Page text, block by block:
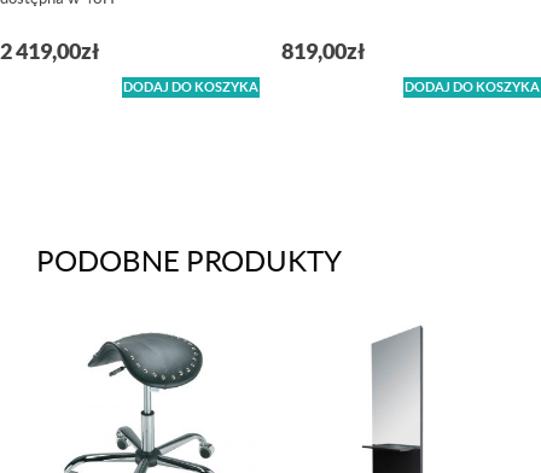
2 419,00zł
DODAJ DO KOSZYKA
819,00zł
DODAJ DO KOSZYKA
PODOBNE PRODUKTY